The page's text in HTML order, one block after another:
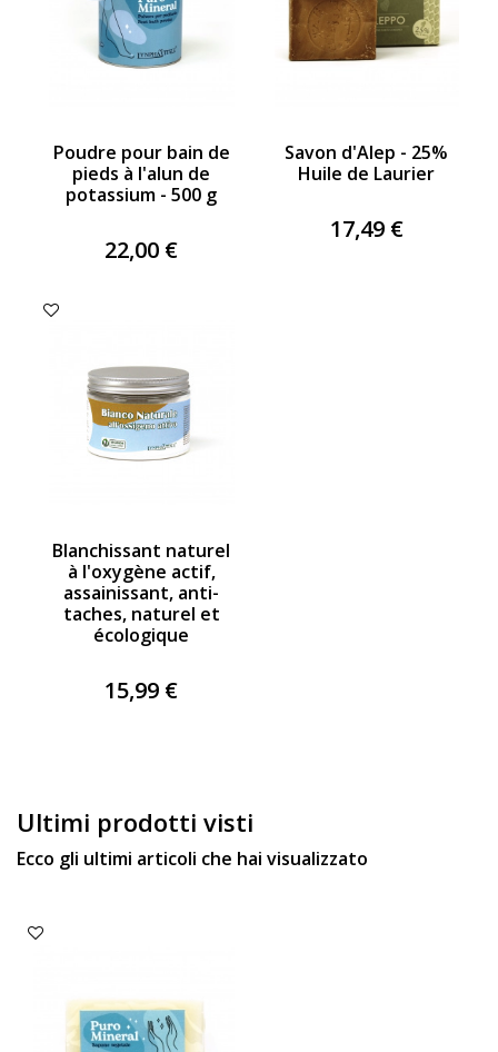
Poudre pour bain de
pieds à l'alun de
potassium - 500 g
22,00 €
Savon d'Alep - 25%
Huile de Laurier
17,49 €
Blanchissant naturel
à l'oxygène actif,
assainissant, anti-
taches, naturel et
écologique
15,99 €
Ultimi prodotti visti
Ecco gli ultimi articoli che hai visualizzato